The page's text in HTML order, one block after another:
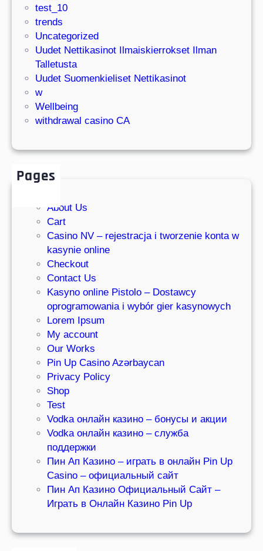
test_10
trends
Uncategorized
Uudet Nettikasinot Ilmaiskierrokset Ilman
Talletusta
Uudet Suomenkieliset Nettikasinot
w
Wellbeing
withdrawal casino CA
Pages
About Us
Cart
Casino NV – rejestracja i tworzenie konta w
kasynie online
Checkout
Contact Us
Kasyno online Pistolo – Dostawcy
oprogramowania i wybór gier kasynowych
Lorem Ipsum
My account
Our Works
Pin Up Casino Azərbaycan
Privacy Policy
Shop
Test
Vodka онлайн казино – бонусы и акции
Vodka онлайн казино – служба
поддержки
Пин Ап Казино – играть в онлайн Pin Up
Casino – официальный сайт
Пин Ап Казино Официальный Сайт –
Играть в Онлайн Казино Pin Up